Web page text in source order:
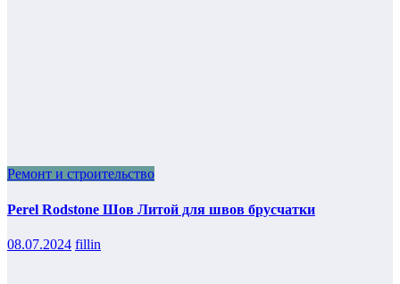
Ремонт и строительство
Perel Rodstone Шов Литой для швов брусчатки
08.07.2024 fillin